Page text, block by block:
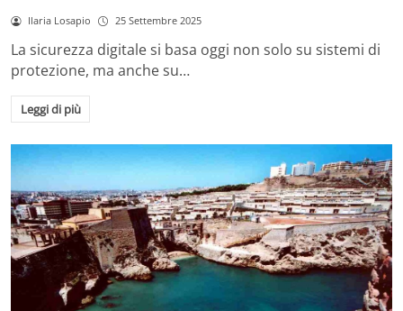
Ilaria Losapio 25 Settembre 2025
La sicurezza digitale si basa oggi non solo su sistemi di
protezione, ma anche su…
Leggi di più